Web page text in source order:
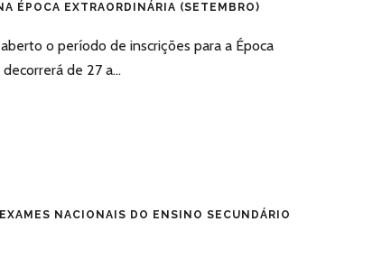
ÉPOCA EXTRAORDINÁRIA (SETEMBRO)
o período de inscrições para a Época
de 27 a...
NACIONAIS DO ENSINO SECUNDÁRIO